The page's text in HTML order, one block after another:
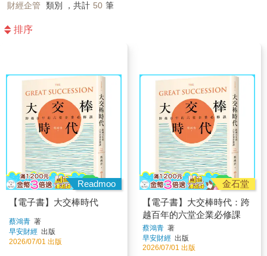
財經企管 類別 ，共計 50 筆
排序
Readmoo
【電子書】大交棒時代
蔡鴻青 著
早安財經 出版
2026/07/01 出版
金石堂
【電子書】大交棒時代：跨
越百年的六堂企業必修課
蔡鴻青 著
早安財經 出版
2026/07/01 出版